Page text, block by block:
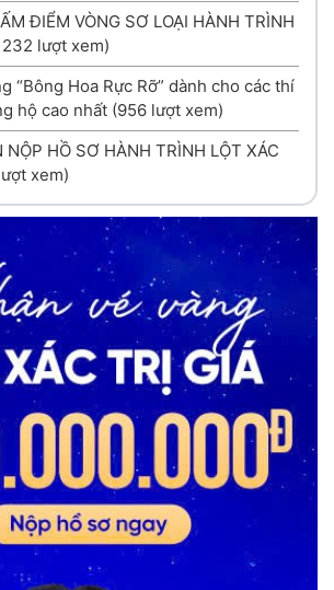
lượt xem)
“Bông Hoa Rực Rỡ” dành cho các thí
hộ cao nhất (956 lượt xem)
xem)